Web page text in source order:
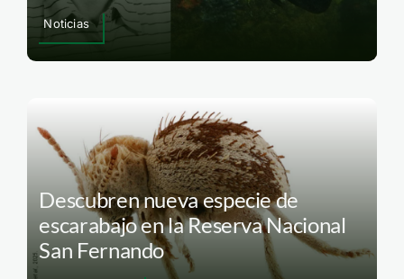
Noticias
Descubren nueva especie de
escarabajo en la Reserva Nacional
San Fernando